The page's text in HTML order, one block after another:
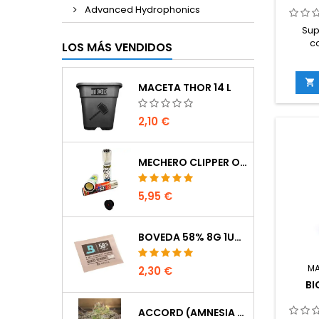
Advanced Hydrophonics
LOS MÁS VENDIDOS
MACETA THOR 14 L
2,10 €
MECHERO CLIPPER OCULTACIÓN
5,95 €
BOVEDA 58% 8G 1UDS
2,30 €
ACCORD (AMNESIA CORDOBESA)
y
para
